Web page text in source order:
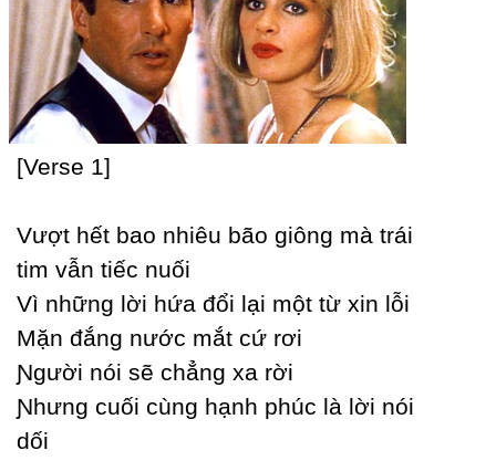
[Verse 1]
Vượt hết bao nhiêu bão giông mà trái
tim vẫn tiếc nuối
Vì những lời hứa đổi lại một từ xin lỗi
Mặn đắng nước mắt cứ rơi
Ɲgười nói sẽ chẳng xa rời
Ɲhưng cuối cùng hạnh phúc là lời nói
dối